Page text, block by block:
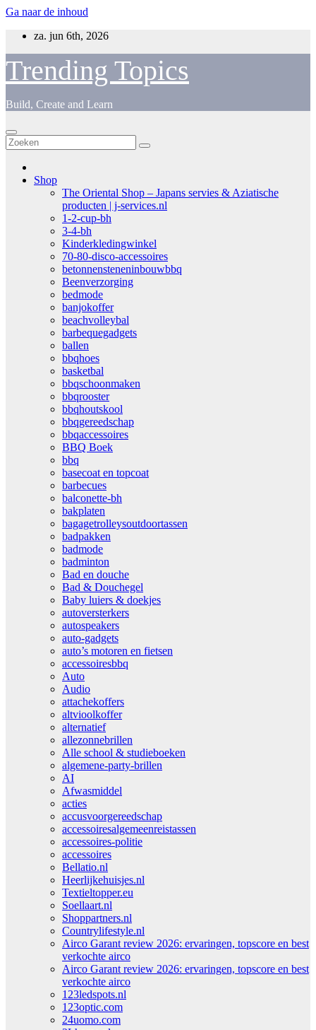
Ga naar de inhoud
za. jun 6th, 2026
Trending Topics
Build, Create and Learn
Shop
The Oriental Shop – Japans servies & Aziatische
producten | j-services.nl
1-2-cup-bh
3-4-bh
Kinderkledingwinkel
70-80-disco-accessoires
betonnensteneninbouwbbq
Beenverzorging
bedmode
banjokoffer
beachvolleybal
barbequegadgets
ballen
bbqhoes
basketbal
bbqschoonmaken
bbqrooster
bbqhoutskool
bbqgereedschap
bbqaccessoires
BBQ Boek
bbq
basecoat en topcoat
barbecues
balconette-bh
bakplaten
bagagetrolleysoutdoortassen
badpakken
badmode
badminton
Bad en douche
Bad & Douchegel
Baby luiers & doekjes
autoversterkers
autospeakers
auto-gadgets
auto’s motoren en fietsen
accessoiresbbq
Auto
Audio
attachekoffers
altvioolkoffer
alternatief
allezonnebrillen
Alle school & studieboeken
algemene-party-brillen
AI
Afwasmiddel
acties
accusvoorgereedschap
accessoiresalgemeenreistassen
accessoires-politie
accessoires
Bellatio.nl
Heerlijkehuisjes.nl
Textieltopper.eu
Soellaart.nl
Shoppartners.nl
Countrylifestyle.nl
Airco Garant review 2026: ervaringen, topscore en best
verkochte airco
Airco Garant review 2026: ervaringen, topscore en best
verkochte airco
123ledspots.nl
123optic.com
24uomo.com